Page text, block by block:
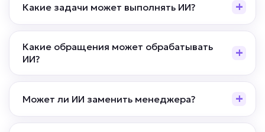
• До +20% рейтинга компании за счет
быстрой реакции
Подробней
Срок реализации
от 49 000 ₽ под ключ
Какие задачи может выполнять ИИ?
Какие обращения может обрабатывать
ИИ?
Может ли ИИ заменить менеджера?